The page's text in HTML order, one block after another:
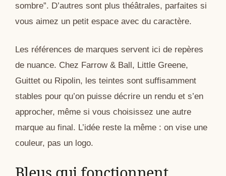
sombre”. D’autres sont plus théâtrales, parfaites si
vous aimez un petit espace avec du caractère.
Les références de marques servent ici de repères
de nuance. Chez Farrow & Ball, Little Greene,
Guittet ou Ripolin, les teintes sont suffisamment
stables pour qu’on puisse décrire un rendu et s’en
approcher, même si vous choisissez une autre
marque au final. L’idée reste la même : on vise une
couleur, pas un logo.
Bleus qui fonctionnent